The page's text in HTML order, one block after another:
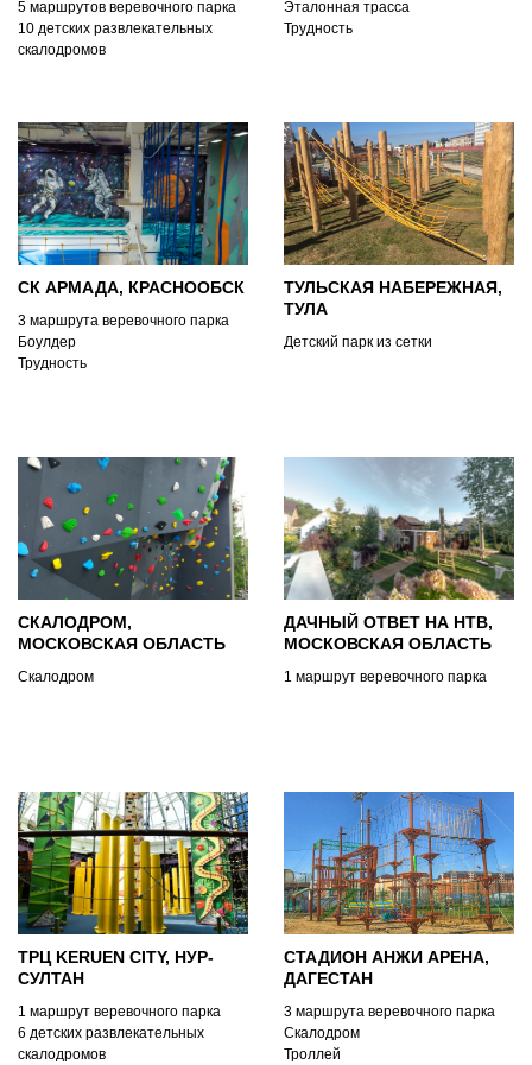
5 маршрутов веревочного парка
10 детских развлекательных
скалодромов
Эталонная трасса
Трудность
СК АРМАДА, КРАСНООБСК
3 маршрута веревочного парка
Боулдер
Трудность
ТУЛЬСКАЯ НАБЕРЕЖНАЯ,
ТУЛА
Детский парк из сетки
СКАЛОДРОМ,
МОСКОВСКАЯ ОБЛАСТЬ
Скалодром
ДАЧНЫЙ ОТВЕТ НА НТВ,
МОСКОВСКАЯ ОБЛАСТЬ
1 маршрут веревочного парка
ТРЦ KERUEN CITY, НУР-
СУЛТАН
1 маршрут веревочного парка
6 детских развлекательных
скалодромов
СТАДИОН АНЖИ АРЕНА,
ДАГЕСТАН
3 маршрута веревочного парка
Скалодром
Троллей